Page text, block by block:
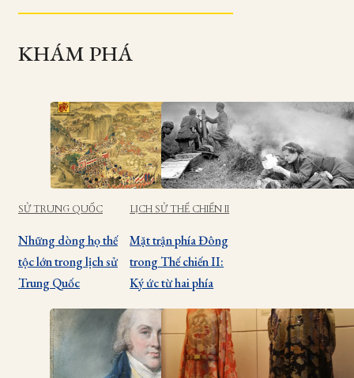
KHÁM PHÁ
SỬ TRUNG QUỐC
Những dòng họ thế
tộc lớn trong lịch sử
Trung Quốc
LỊCH SỬ THẾ CHIẾN II
Mặt trận phía Đông
trong Thế chiến II:
Ký ức từ hai phía